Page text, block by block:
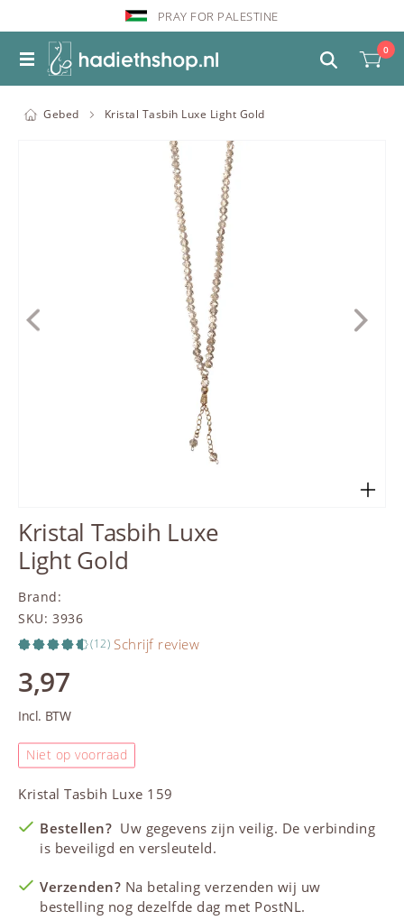
PRAY FOR PALESTINE
0
Gebed Kristal Tasbih Luxe Light Gold
Kristal Tasbih Luxe
Light Gold
Brand:
SKU: 3936
(12) Schrijf review
3,97
Incl. BTW
Niet op voorraad
KristalTasbih Luxe 159
Bestellen? Uw gegevens zijn veilig. De verbinding
is beveiligd en versleuteld.
Verzenden? Na betaling verzenden wij uw
bestelling nog dezelfde dag met PostNL.